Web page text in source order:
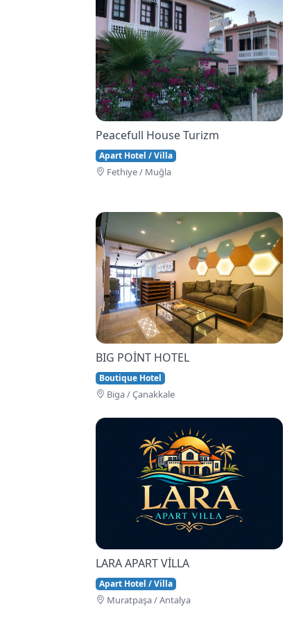
Peacefull House Turizm
Apart Hotel / Villa
Fethi̇ye / Muğla
BIG POİNT HOTEL
Boutique Hotel
Bi̇ga / Çanakkale
LARA APART VİLLA
Apart Hotel / Villa
Muratpaşa / Antalya